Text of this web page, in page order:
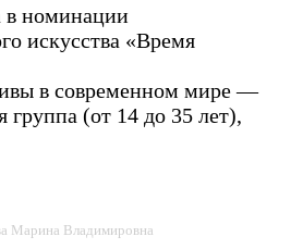
в номинации
искусства «Время
в современном мире —
группа (от 14 до 35 лет),
Марина Владимировна